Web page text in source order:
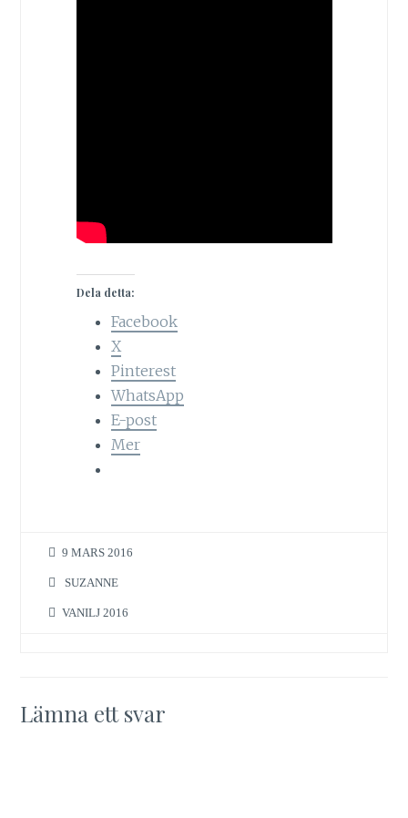
Dela detta:
Facebook
X
Pinterest
WhatsApp
E-post
Mer
9 MARS 2016
SUZANNE
VANILJ 2016
Lämna ett svar